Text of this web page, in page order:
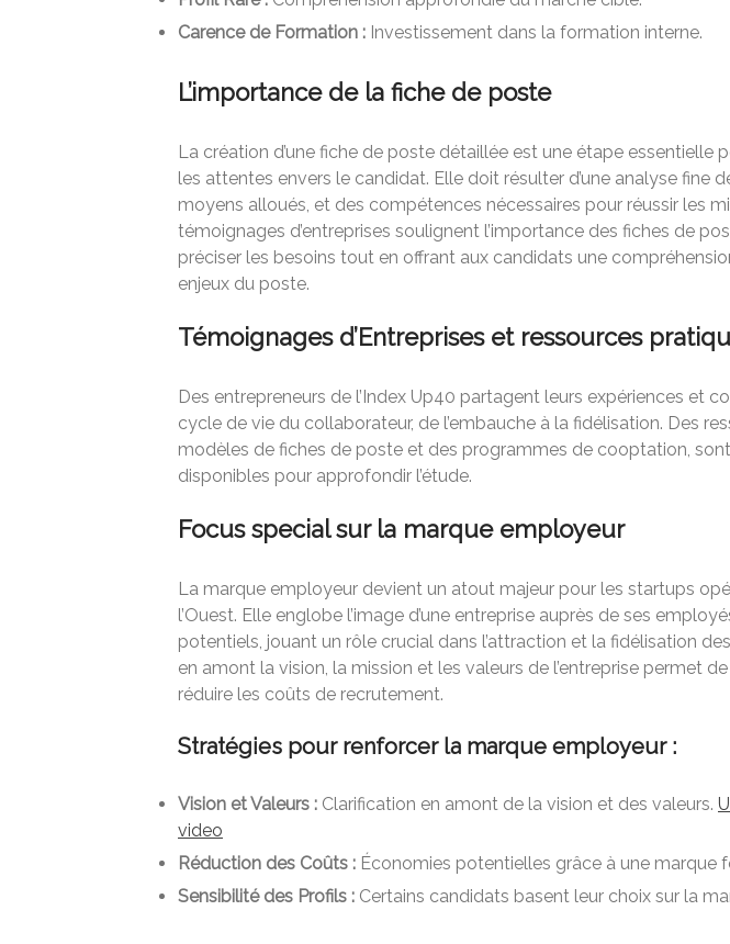
Carence de Formation : Investissement dans la formation interne.
L’importance de la fiche de poste
La création d’une fiche de poste détaillée est une étape essentielle
les attentes envers le candidat. Elle doit résulter d’une analyse fine
moyens alloués, et des compétences nécessaires pour réussir les
témoignages d’entreprises soulignent l’importance des fiches de
préciser les besoins tout en offrant aux candidats une
enjeux du poste.
Témoignages d’Entreprises et ressources
Des entrepreneurs de l’Index Up40 partagent leurs expériences et
cycle de vie du collaborateur, de l’embauche à la fidélisation. Des
modèles de fiches de poste et des programmes de cooptation,
disponibles pour approfondir l’étude.
Focus special sur la marque employeur
La marque employeur devient un atout majeur pour les startups
l’Ouest. Elle englobe l’image d’une entreprise auprès de ses
potentiels, jouant un rôle crucial dans l’attraction et la fidélisation
en amont la vision, la mission et les valeurs de l’entreprise permet
réduire les coûts de recrutement.
Stratégies pour renforcer la marque employeur :
Vision et Valeurs : Clarification en amont de la vision et des valeurs.
video
Réduction des Coûts : Économies potentielles grâce à une marque
Sensibilité des Profils : Certains candidats basent leur choix sur la